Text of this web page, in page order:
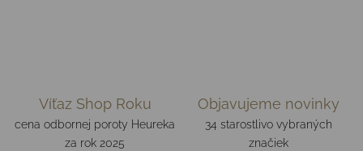
Víťaz Shop Roku
cena odbornej poroty Heureka
za rok 2025
Objavujeme novinky
34 starostlivo vybraných
značiek